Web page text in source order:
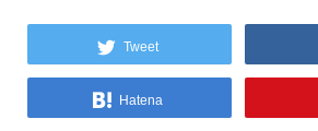
Tweet
Hatena